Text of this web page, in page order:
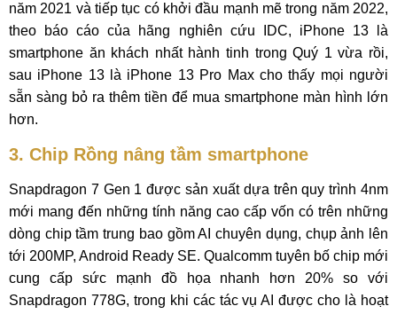
năm 2021 và tiếp tục có khởi đầu mạnh mẽ trong năm 2022,
theo báo cáo của hãng nghiên cứu IDC, iPhone 13 là
smartphone ăn khách nhất hành tinh trong Quý 1 vừa rồi,
sau iPhone 13 là iPhone 13 Pro Max cho thấy mọi người
sẵn sàng bỏ ra thêm tiền để mua smartphone màn hình lớn
hơn.
3. Chip Rồng nâng tầm smartphone
Snapdragon 7 Gen 1 được sản xuất dựa trên quy trình 4nm
mới mang đến những tính năng cao cấp vốn có trên những
dòng chip tầm trung bao gồm AI chuyên dụng, chụp ảnh lên
tới 200MP, Android Ready SE. Qualcomm tuyên bố chip mới
cung cấp sức mạnh đồ họa nhanh hơn 20% so với
Snapdragon 778G, trong khi các tác vụ AI được cho là hoạt